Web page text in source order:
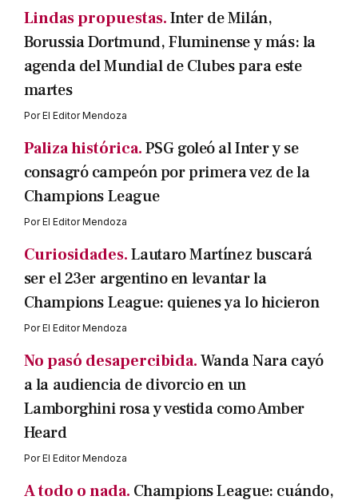
Lindas propuestas.Inter de Milán,
Borussia Dortmund, Fluminense y más: la
agenda del Mundial de Clubes para este
martes
PorEl Editor Mendoza
Paliza histórica.PSG goleó al Inter y se
consagró campeón por primera vez de la
Champions League
PorEl Editor Mendoza
Curiosidades.Lautaro Martínez buscará
ser el 23er argentino en levantar la
Champions League: quienes ya lo hicieron
PorEl Editor Mendoza
No pasó desapercibida.Wanda Nara cayó
a la audiencia de divorcio en un
Lamborghini rosa y vestida como Amber
Heard
PorEl Editor Mendoza
A todo o nada. Champions League: cuándo,